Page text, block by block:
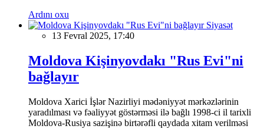
Ardını oxu
Siyasət
13 Fevral 2025, 17:40
Moldova Kişinyovdakı "Rus Evi"ni
bağlayır
Moldova Xarici İşlər Nazirliyi mədəniyyət mərkəzlərinin
yaradılması və fəaliyyət göstərməsi ilə bağlı 1998-ci il tarixli
Moldova-Rusiya sazişinə birtərəfli qaydada xitam verilməsi